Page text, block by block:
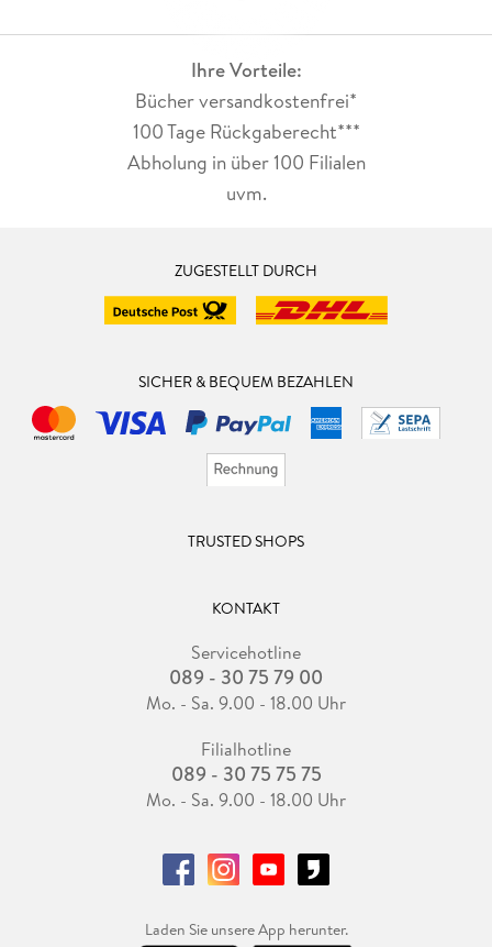
Ihre Vorteile:
Bücher versandkostenfrei*
100 Tage Rückgaberecht***
Abholung in über 100 Filialen
uvm.
ZUGESTELLT DURCH
SICHER & BEQUEM BEZAHLEN
TRUSTED SHOPS
KONTAKT
Servicehotline
089 - 30 75 79 00
Mo. - Sa. 9.00 - 18.00 Uhr
Filialhotline
089 - 30 75 75 75
Mo. - Sa. 9.00 - 18.00 Uhr
Laden Sie unsere App herunter.